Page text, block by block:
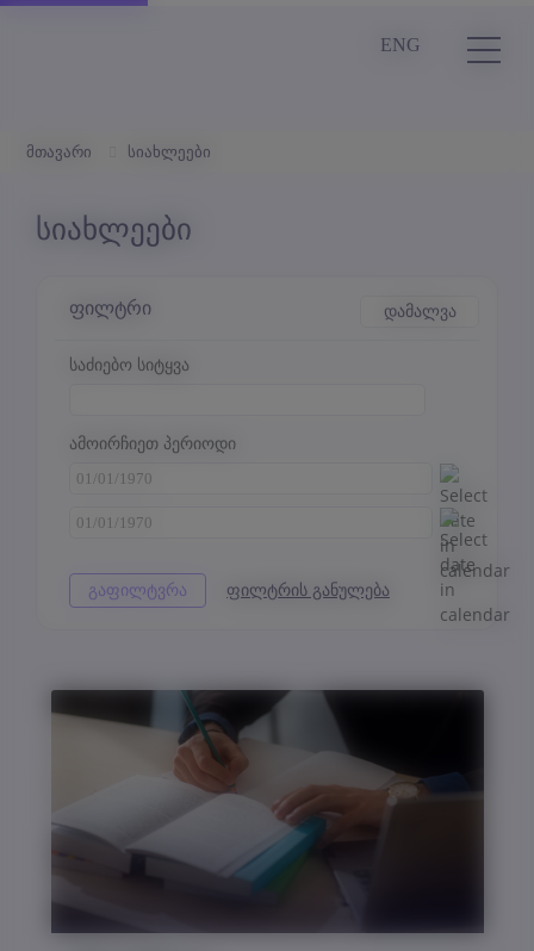
ENG
მთავარი სიახლეები
სიახლეები
ფილტრი დამალვა
საძიებო სიტყვა
ამოირჩიეთ პერიოდი